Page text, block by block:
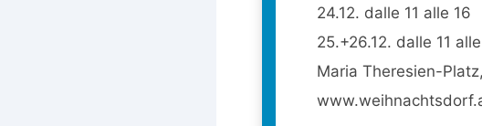
24.12. dalle 11 alle 16
25.+26.12. dalle 11
Maria Theresien-